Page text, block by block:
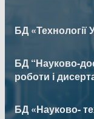
БД «Технології
БД “Науково-
роботи і
БД «Науково-